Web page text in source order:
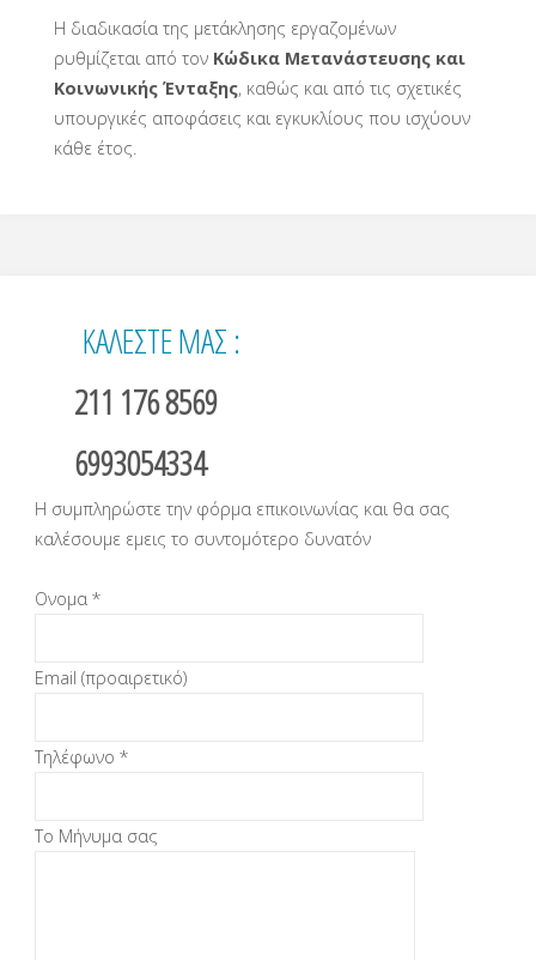
Η διαδικασία της μετάκλησης εργαζομένων
ρυθμίζεται από τον Κώδικα Μετανάστευσης και
Κοινωνικής Ένταξης, καθώς και από τις σχετικές
υπουργικές αποφάσεις και εγκυκλίους που ισχύουν
κάθε έτος.
ΚΑΛΕΣΤΕ ΜΑΣ :
211 176 8569
6993054334
Η συμπληρώστε την φόρμα επικοινωνίας και θα σας
καλέσουμε εμεις το συντομότερο δυνατόν
Ονομα *
Email (προαιρετικό)
Τηλέφωνο *
Το Μήνυμα σας